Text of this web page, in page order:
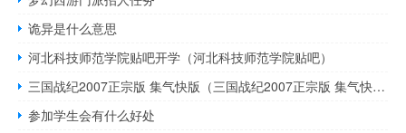
诡异是什么意思
河北科技师范学院贴吧开学（河北科技师范学院贴吧）
三国战纪2007正宗版 集气快版（三国战纪2007正宗版 集气快版功能简介）
参加学生会有什么好处